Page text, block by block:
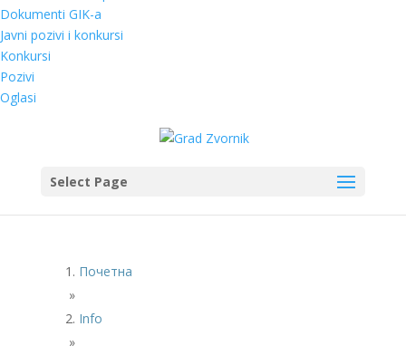
Dokumenti GIK-a
Javni pozivi i konkursi
Konkursi
Pozivi
Oglasi
Select Page
Почетна
»
Info
»